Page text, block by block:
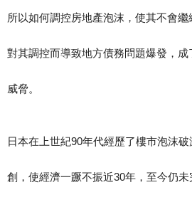
所以如何調控房地產泡沫，使其不會
對其調控而導致地方債務問題爆發，
威脅。
日本在上世紀90年代經歷了樓市泡沫
創，使經濟一蹶不振近30年，至今仍未